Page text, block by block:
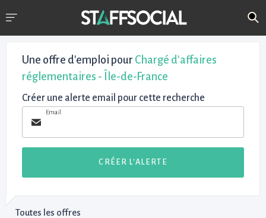
Une offre d'emploi pour Chargé d'affaires
réglementaires - Île-de-France
Créer une alerte email pour cette recherche
Email
CRÉER L'ALERTE
Toutes les offres